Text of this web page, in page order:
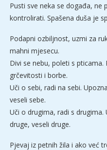
Pusti sve neka se događa, ne
kontrolirati. Spašena duša je
Podapni ozbiljnost, uzmi za
mahni mjesecu.
Divi se nebu, poleti s pticama.
grčevitosti i borbe.
Uči o sebi, radi na sebi.
veseli sebe.
Uči o drugima, radi s drugima.
druge, veseli druge.
Pjevaj iz petnih žila i ako već